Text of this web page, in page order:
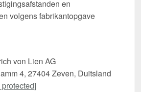
en
volgens fabrikantopgave
von Lien AG
4, 27404 Zeven, Duitsland